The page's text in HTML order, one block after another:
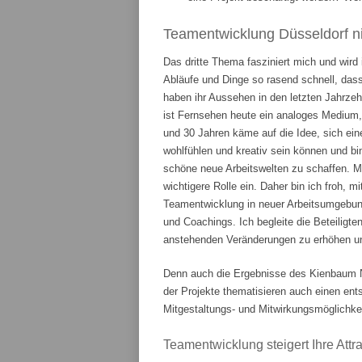
Teamentwicklung Düsseldorf
Das dritte Thema fasziniert mich und
Abläufe und Dinge so rasend schnell,
haben ihr Aussehen in den letzten
ist Fernsehen heute ein analoges
und 30 Jahren käme auf die Idee, sich
wohlfühlen und kreativ sein können und
schöne neue Arbeitswelten zu schaffen.
wichtigere Rolle ein. Daher bin ich froh,
Teamentwicklung in neuer
und Coachings. Ich begleite die
anstehenden Veränderungen zu erhöhen
Denn auch die Ergebnisse des
der Projekte thematisieren auch einen
Mitgestaltungs- und
Teamentwicklung steigert Ihre